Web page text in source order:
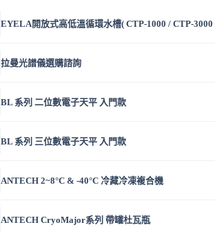
EYELA開放式高低溫循環水槽( CTP-1000 / CTP-3000
拉曼光譜儀選購諮詢
BL 系列 二位數電子天平 入門款
BL 系列 三位數電子天平 入門款
ANTECH 2~8°C & -40°C 冷藏冷凍複合機
ANTECH CryoMajor系列 帶罐杜瓦瓶